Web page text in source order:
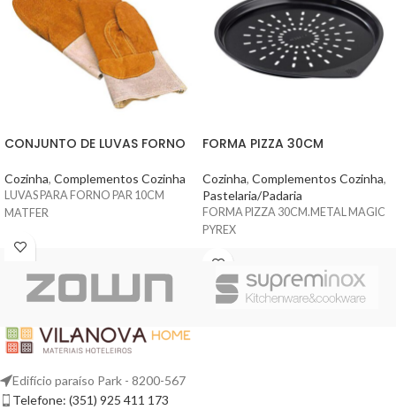
CONJUNTO DE LUVAS FORNO
Cozinha, Complementos Cozinha
LUVAS PARA FORNO PAR 10CM
MATFER
FORMA PIZZA 30CM
Cozinha, Complementos Cozinha,
Pastelaria/Padaria
FORMA PIZZA 30CM.METAL MAGIC
PYREX
Edifício paraíso Park - 8200-567
Telefone: (351) 925 411 173